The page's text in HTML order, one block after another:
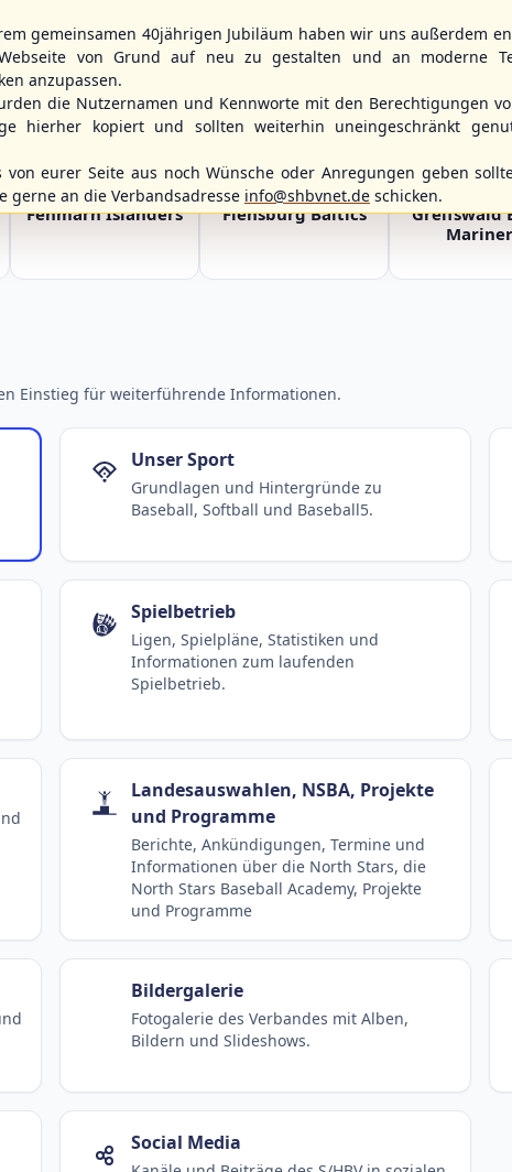
Fehmarn Islanders Flensburg Baltics
Greifswald
Einstieg für weiterführende Informationen.
Unser Sport
Grundlagen und Hintergründe zu
Baseball, Softball und Baseball5.
Spielbetrieb
Ligen, Spielpläne, Statistiken und
Informationen zum laufenden
Spielbetrieb.
Landesauswahlen, NSBA, Projekte
und Programme
Berichte, Ankündigungen, Termine und
Informationen über die North Stars, die
North Stars Baseball Academy, Projekte
und Programme
Bildergalerie
Fotogalerie des Verbandes mit Alben,
Bildern und Slideshows.
Social Media
gemeinsamen 40jährigen Jubiläum haben wir uns außerdem
von Grund auf neu zu gestalten und an moderne
anzupassen.
die Nutzernamen und Kennworte mit den Berechtigungen
hierher kopiert und sollten weiterhin uneingeschränkt
von eurer Seite aus noch Wünsche oder Anregungen geben
gerne an die Verbandsadresse info@shbvnet.de schicken.